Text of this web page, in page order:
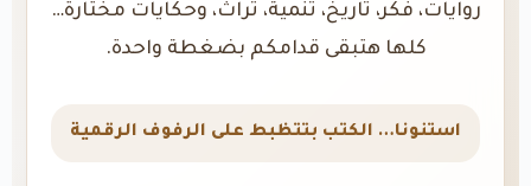
روايات، فكر، تاريخ، تنمية، تراث، وحكايات مختارة…
كلها هتبقى قدامكم بضغطة واحدة.
استنونا… الكتب بتتظبط على الرفوف الرقمية